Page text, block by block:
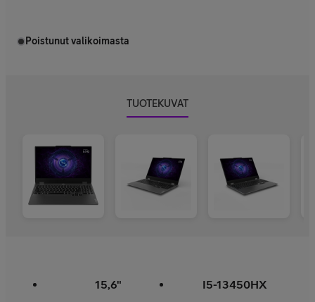
Poistunut valikoimasta
TUOTEKUVAT
15,6" I5-13450HX